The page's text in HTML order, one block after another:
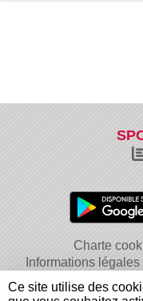
Charte
Informations légales
Ce site utilise des